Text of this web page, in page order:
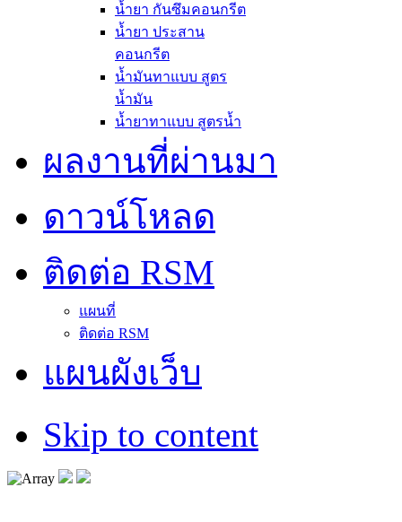
น้ำยา กันซึมคอนกรีต
น้ำยา ประสาน
คอนกรีต
น้ำมันทาแบบ สูตร
น้ำมัน
น้ำยาทาแบบ สูตรน้ำ
ผลงานที่ผ่านมา
ดาวน์โหลด
ติดต่อ RSM
แผนที่
ติดต่อ RSM
แผนผังเว็บ
Skip to content